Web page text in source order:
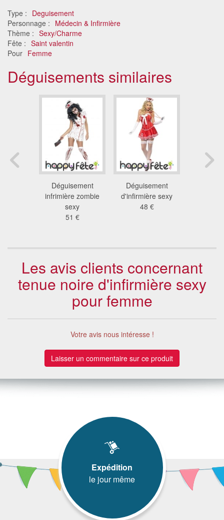
Type : Deguisement
Personnage : Médecin & Infirmière
Thème : Sexy/Charme
Fête : Saint valentin
Pour Femme
Déguisements similaires
Déguisement
infrimière zombie
sexy
51 €
Déguisement
d'infirmière sexy
48 €
Les avis clients concernant
tenue noire d'infirmière sexy
pour femme
Votre avis nous intéresse !
Laisser un commentaire sur ce produit
Expédition
le jour même